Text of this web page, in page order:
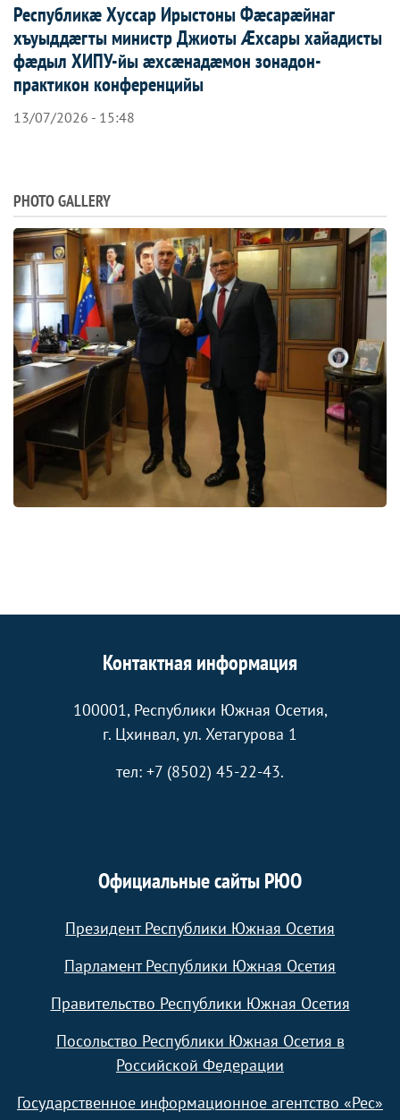
Республикæ Хуссар Ирыстоны Фæсарæйнаг
хъуыддæгты министр Джиоты Æхсары хайадисты
фæдыл ХИПУ-йы æхсæнадæмон зонадон-
практикон конференцийы
13/07/2026 - 15:48
PHOTO GALLERY
Контактная информация
100001, Республики Южная Осетия,
г. Цхинвал, ул. Хетагурова 1
тел: +7 (8502) 45-22-43.
Официальные сайты РЮО
Президент Республики Южная Осетия
Парламент Республики Южная Осетия
Правительство Республики Южная Осетия
Посольство Республики Южная Осетия в
Российской Федерации
Государственное информационное агентство «Рес»